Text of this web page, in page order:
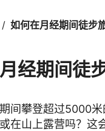
如何在月经期间徒步
经期间徒
间攀登超过5000
在山上露营吗？这
与
起探索智利